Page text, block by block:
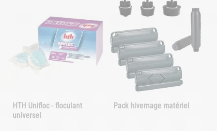
HTH Unifloc - floculant
universel
Pack hivernage matériel